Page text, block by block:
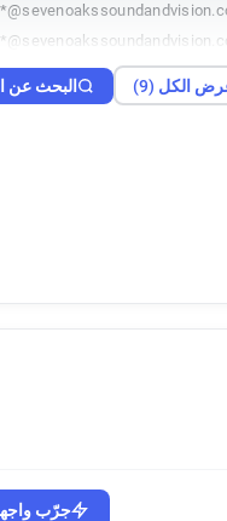
الكل (9) البحث عن
جرّب